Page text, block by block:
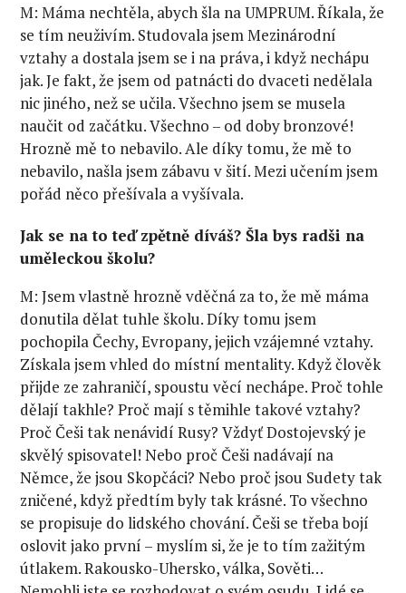
M: Máma nechtěla, abych šla na UMPRUM. Říkala, že
se tím neuživím. Studovala jsem Mezinárodní
vztahy a dostala jsem se i na práva, i když nechápu
jak. Je fakt, že jsem od patnácti do dvaceti nedělala
nic jiného, než se učila. Všechno jsem se musela
naučit od začátku. Všechno – od doby bronzové!
Hrozně mě to nebavilo. Ale díky tomu, že mě to
nebavilo, našla jsem zábavu v šití. Mezi učením jsem
pořád něco přešívala a vyšívala.
Jak se na to teď zpětně díváš? Šla bys radši na
uměleckou školu?
M: Jsem vlastně hrozně vděčná za to, že mě máma
donutila dělat tuhle školu. Díky tomu jsem
pochopila Čechy, Evropany, jejich vzájemné vztahy.
Získala jsem vhled do místní mentality. Když člověk
přijde ze zahraničí, spoustu věcí nechápe. Proč tohle
dělají takhle? Proč mají s těmihle takové vztahy?
Proč Češi tak nenávidí Rusy? Vždyť Dostojevský je
skvělý spisovatel! Nebo proč Češi nadávají na
Němce, že jsou Skopčáci? Nebo proč jsou Sudety tak
zničené, když předtím byly tak krásné. To všechno
se propisuje do lidského chování. Češi se třeba bojí
oslovit jako první – myslím si, že je to tím zažitým
útlakem. Rakousko-Uhersko, válka, Sověti…